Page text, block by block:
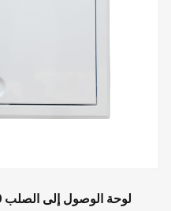
لوحة الوصول إلى الصلب SS-AP220 مع قفل مربع